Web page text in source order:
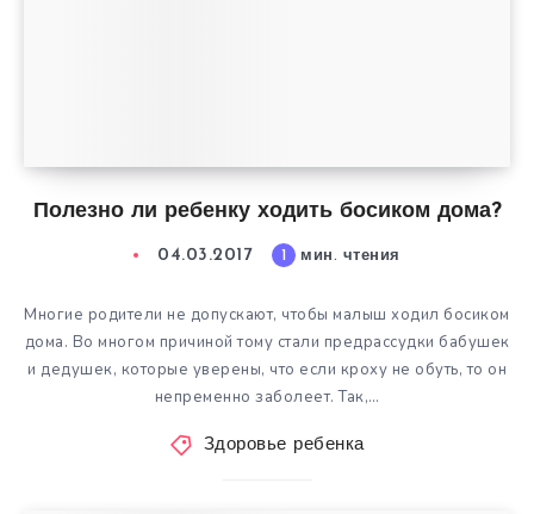
Полезно ли ребенку ходить босиком дома?
04.03.2017 1 мин. чтения
Многие родители не допускают, чтобы малыш ходил босиком
дома. Во многом причиной тому стали предрассудки бабушек
и дедушек, которые уверены, что если кроху не обуть, то он
непременно заболеет. Так,…
Здоровье ребенка